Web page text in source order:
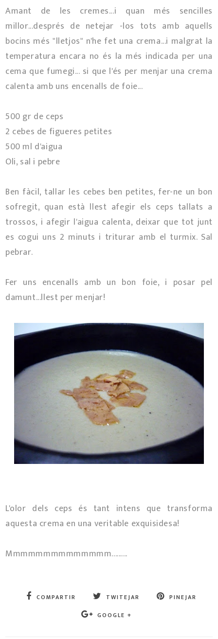
Amant de les cremes...i quan més sencilles
millor...després de netejar -los tots amb aquells
bocins més "lletjos" n'he fet una crema...i malgrat la
temperatura encara no és la més indicada per una
cema que fumegi... si que l'és per menjar una crema
calenta amb uns encenalls de foie...
500 gr de ceps
2 cebes de figueres petites
500 ml d'aigua
Oli, sal i pebre
Ben fàcil, tallar les cebes ben petites, fer-ne un bon
sofregit, quan està llest afegir els ceps tallats a
trossos, i afegir l'aigua calenta, deixar que tot junt
es cogui uns 2 minuts i triturar amb el turmix. Sal
pebrar.
Fer uns encenalls amb un bon foie, i posar pel
damunt...llest per menjar!
L'olor dels ceps és tant intens que transforma
aquesta crema en una veritable exquisidesa!
Mmmmmmmmmmmmmm.........
COMPARTIR TWITEJAR
PINEJAR
GOOGLE +